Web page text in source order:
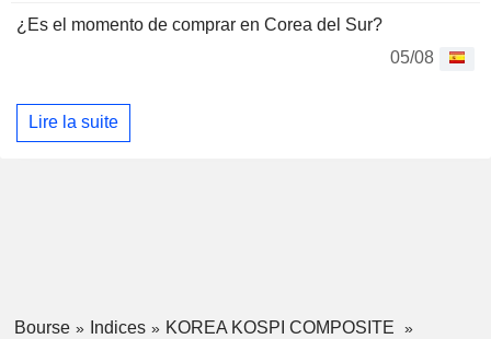
¿Es el momento de comprar en Corea del Sur?
05/08
Lire la suite
Bourse Indices
KOREA KOSPI COMPOSITE